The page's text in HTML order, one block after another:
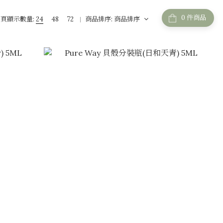
件商品
顯示數量: 24 48 72 商品排序: 商品排序